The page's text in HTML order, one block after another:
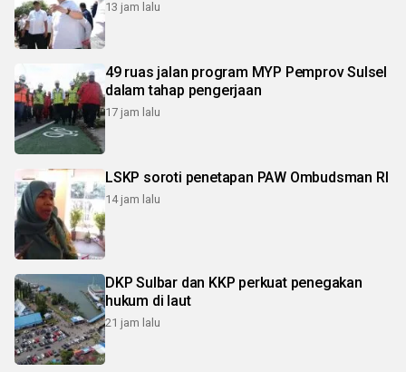
13 jam lalu
49 ruas jalan program MYP Pemprov Sulsel
dalam tahap pengerjaan
17 jam lalu
LSKP soroti penetapan PAW Ombudsman RI
14 jam lalu
DKP Sulbar dan KKP perkuat penegakan
hukum di laut
21 jam lalu